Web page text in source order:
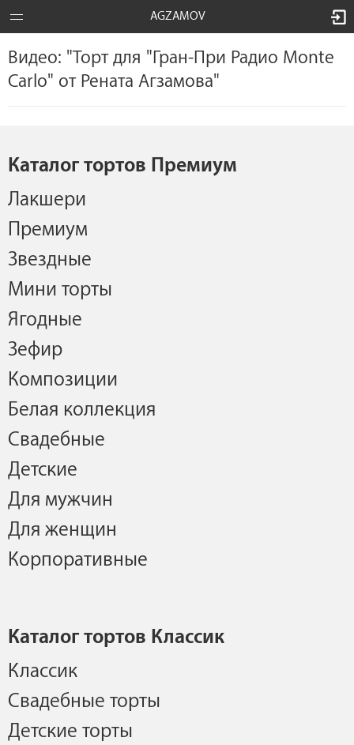
AGZAMOV
Видео: "Торт для "Гран-При Радио Monte
Carlo" от Рената Агзамова"
Каталог тортов Премиум
Лакшери
Премиум
Звездные
Мини торты
Ягодные
Зефир
Композиции
Белая коллекция
Свадебные
Детские
Для мужчин
Для женщин
Корпоративные
Каталог тортов Классик
Классик
Свадебные торты
Детские торты